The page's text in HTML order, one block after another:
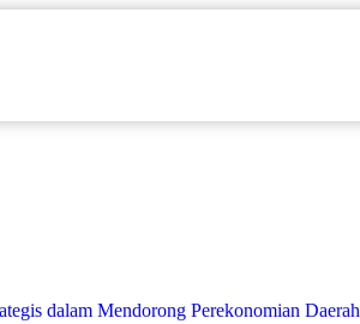
dalam Mendorong Perekonomian Daerah